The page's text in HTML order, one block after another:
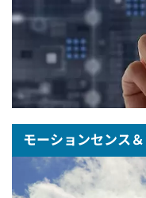
モーションセンス